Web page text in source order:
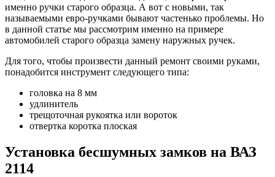
именно ручки старого образца. А вот с новыми, так
называемыми евро-ручками бывают частенько проблемы. Но
в данной статье мы рассмотрим именно на примере
автомобилей старого образца замену наружных ручек.
Для того, чтобы произвести данный ремонт своими руками,
понадобится инструмент следующего типа:
головка на 8 мм
удлинитель
трещоточная рукоятка или вороток
отвертка коротка плоская
Установка бесшумных замков на ВАЗ
2114